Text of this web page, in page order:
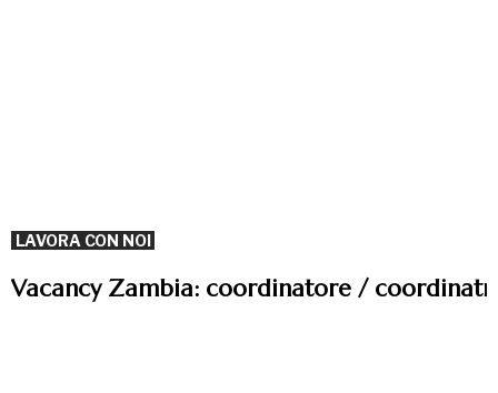
LAVORA CON NOI
Vacancy Zambia: coordinatore /